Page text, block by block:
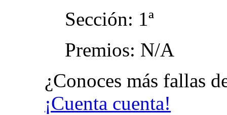
Sección: 1ª
Premios: N/A
¿Conoces más fallas
¡Cuenta cuenta!